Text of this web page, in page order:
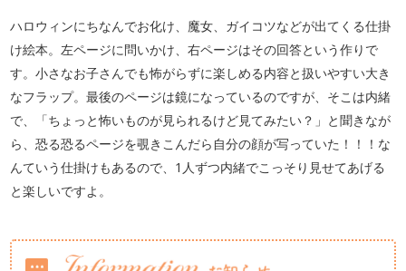
ハロウィンにちなんでお化け、魔女、ガイコツなどが出てくる仕掛
け絵本。左ページに問いかけ、右ページはその回答という作りで
す。小さなお子さんでも怖がらずに楽しめる内容と扱いやすい大き
なフラップ。最後のページは鏡になっているのですが、そこは内緒
で、「ちょっと怖いものが見られるけど見てみたい？」と聞きなが
ら、恐る恐るページを覗きこんだら自分の顔が写っていた！！！な
んていう仕掛けもあるので、1人ずつ内緒でこっそり見せてあげる
と楽しいですよ。